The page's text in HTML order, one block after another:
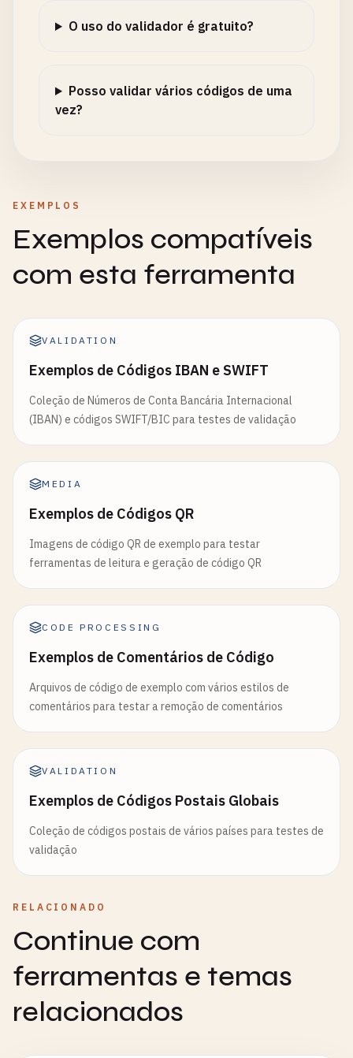
O uso do validador é gratuito?
Posso validar vários códigos de uma
vez?
EXEMPLOS
Exemplos compatíveis
com esta ferramenta
VALIDATION
Exemplos de Códigos IBAN e SWIFT
Coleção de Números de Conta Bancária Internacional
(IBAN) e códigos SWIFT/BIC para testes de validação
MEDIA
Exemplos de Códigos QR
Imagens de código QR de exemplo para testar
ferramentas de leitura e geração de código QR
CODE PROCESSING
Exemplos de Comentários de Código
Arquivos de código de exemplo com vários estilos de
comentários para testar a remoção de comentários
VALIDATION
Exemplos de Códigos Postais Globais
Coleção de códigos postais de vários países para testes de
validação
RELACIONADO
Continue com
ferramentas e temas
relacionados